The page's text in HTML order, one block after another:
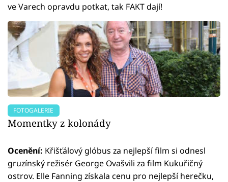
ve Varech opravdu potkat, tak FAKT dají!
FOTOGALERIE
Momentky z kolonády
Ocenění: Křišťálový glóbus za nejlepší film si odnesl
gruzínský režisér George Ovašvili za film Kukuřičný
ostrov. Elle Fanning získala cenu pro nejlepší herečku,